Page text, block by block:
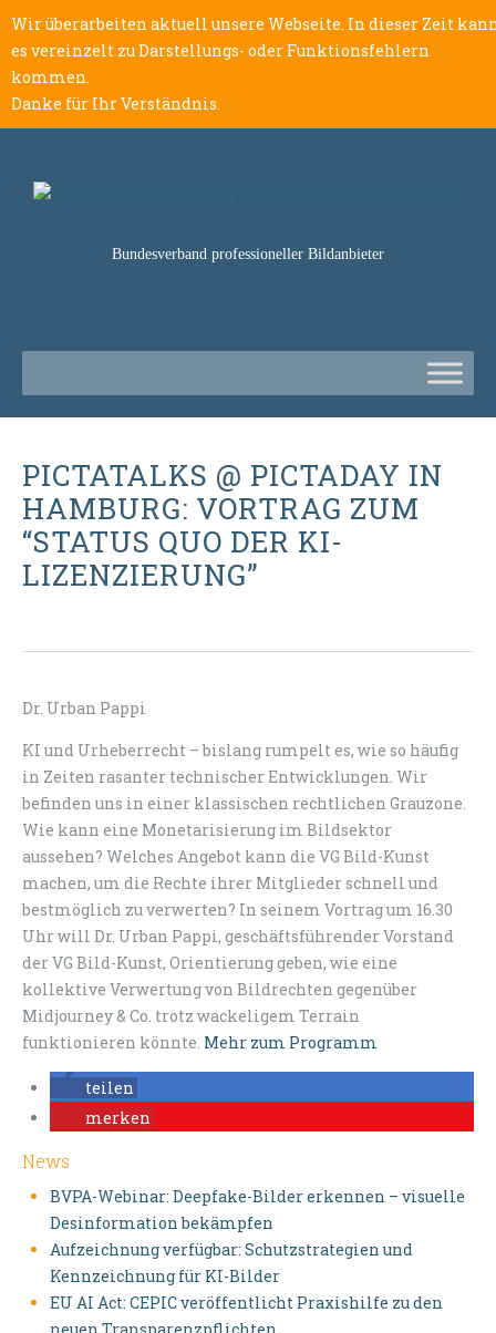
Wir überarbeiten aktuell unsere Webseite. In dieser Zeit
es vereinzelt zu Darstellungs- oder Funktionsfehlern
kommen.
Danke für Ihr Verständnis.
Bundesverband professioneller Bildanbieter
PICTATALKS @ PICTADAY IN
HAMBURG: VORTRAG ZUM
“STATUS QUO DER KI-
LIZENZIERUNG”
Dr. Urban Pappi
KI und Urheberrecht – bislang rumpelt es, wie so häufig
in Zeiten rasanter technischer Entwicklungen. Wir
befinden uns in einer klassischen rechtlichen Grauzone.
Wie kann eine Monetarisierung im Bildsektor
aussehen? Welches Angebot kann die VG Bild-Kunst
machen, um die Rechte ihrer Mitglieder schnell und
bestmöglich zu verwerten? In seinem Vortrag um 16.30
Uhr will Dr. Urban Pappi, geschäftsführender Vorstand
der VG Bild-Kunst, Orientierung geben, wie eine
kollektive Verwertung von Bildrechten gegenüber
Midjourney & Co. trotz wackeligem Terrain
funktionieren könnte. Mehr zum Programm
teilen
merken
News
BVPA-Webinar: Deepfake-Bilder erkennen – visuelle
Desinformation bekämpfen
Aufzeichnung verfügbar: Schutzstrategien und
Kennzeichnung für KI-Bilder
EU AI Act: CEPIC veröffentlicht Praxishilfe zu den